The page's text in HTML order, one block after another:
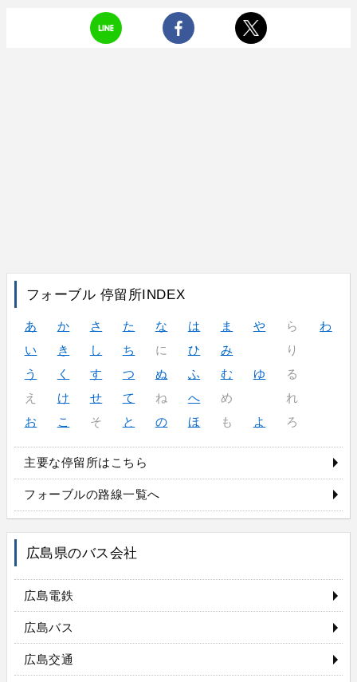
フォーブル 停留所INDEX
あ か さ た な は ま や ら
わ
い
き し ち に ひ み
り
う
く す つ ぬ ふ む ゆ
る
え
け せ て ね へ め
れ
お
こ そ と の ほ も よ ろ
主要な停留所はこちら
フォーブルの路線一覧へ
広島県のバス会社
広島電鉄
広島バス
広島交通